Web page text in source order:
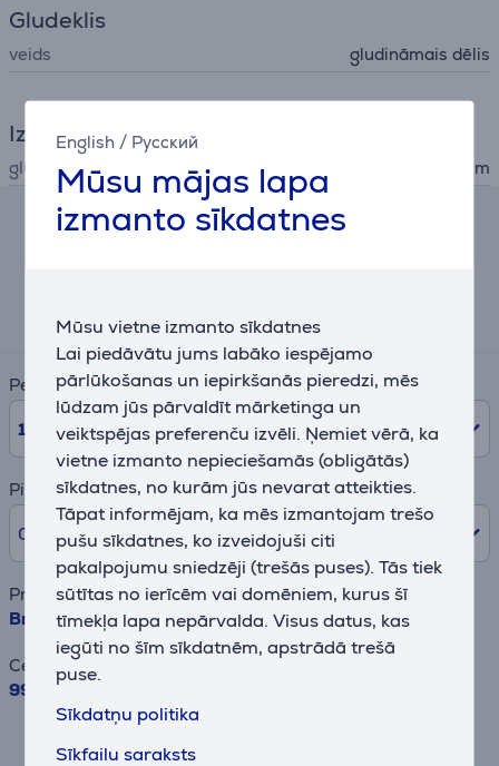
English / Русский
Mūsu mājas lapa
izmanto sīkdatnes
Mūsu vietne izmanto sīkdatnes
Lai piedāvātu jums labāko iespējamo
pārlūkošanas un iepirkšanās pieredzi, mēs
lūdzam jūs pārvaldīt mārketinga un
veiktspējas preferenču izvēli. Ņemiet vērā, ka
vietne izmanto nepieciešamās (obligātās)
sīkdatnes, no kurām jūs nevarat atteikties.
Tāpat informējam, ka mēs izmantojam trešo
pušu sīkdatnes, ko izveidojuši citi
pakalpojumu sniedzēji (trešās puses). Tās tiek
sūtītas no ierīcēm vai domēniem, kurus šī
tīmekļa lapa nepārvalda. Visus datus, kas
iegūti no šīm sīkdatnēm, apstrādā trešā
puse.
Sīkdatņu politika
Sīkfailu saraksts
Gludeklis
veids gludināmais dēlis
Izmēri
gludināmā dēļa izmēri 124x38 cm
Līzinga un nomas kalkulators
11 €
Periods
10 mēn.
Pirmā iemaksa
0% /0,00 €
Preces nosaukums
Brabantia, 124x38 cm, pelēka - Gludināmais dēlis
Cena
99.99 €
Rezultāts ir informatīvs un veikts,
balstoties uz aptuvenu aprēķinu.